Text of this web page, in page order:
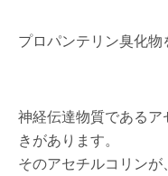
プロパンテリン臭化物
神経伝達物質である
きがあります。
そのアセチルコリンが